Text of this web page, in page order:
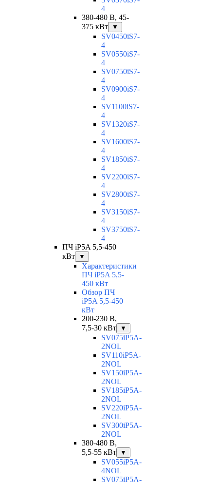
4
380-480 В, 45-
375 кВт
▼
SV0450iS7-
4
SV0550iS7-
4
SV0750iS7-
4
SV0900iS7-
4
SV1100iS7-
4
SV1320iS7-
4
SV1600iS7-
4
SV1850iS7-
4
SV2200iS7-
4
SV2800iS7-
4
SV3150iS7-
4
SV3750iS7-
4
ПЧ iP5A 5,5-450
кВт
▼
Характеристики
ПЧ iP5A 5,5-
450 кВт
Обзор ПЧ
iP5A 5,5-450
кВт
200-230 В,
7,5-30 кВт
▼
SV075iP5A-
2NOL
SV110iP5A-
2NOL
SV150iP5A-
2NOL
SV185iP5A-
2NOL
SV220iP5A-
2NOL
SV300iP5A-
2NOL
380-480 В,
5,5-55 кВт
▼
SV055iP5A-
4NOL
SV075iP5A-